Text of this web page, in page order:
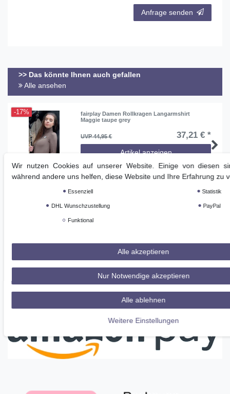
Anfrage senden
>> Das könnte Ihnen auch gefallen
Alle ansehen
-17%
fairplay Damen Rollkragen Langarmshirt
Maggie taupe grey
UVP 44,95 € 37,21 € *
Artikel anzeigen
Sichere Bezahlung (integrierter Käuferschutz)
Kompetente Beratung (Mo - Sa)
Wir nutzen Cookies auf unserer Website. Einige von diesen
während andere uns helfen, diese Website und Ihre Erfahrung zu
Essenziell Statistik
DHL Wunschzustellung PayPal
Funktional
Alle akzeptieren
Nur Notwendige akzeptieren
Alle ablehnen
Weitere Einstellungen